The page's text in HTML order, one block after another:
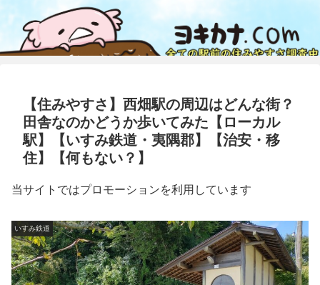
【住みやすさ】西畑駅の周辺はどんな街？
田舎なのかどうか歩いてみた【ローカル
駅】【いすみ鉄道・夷隅郡】【治安・移
住】【何もない？】
当サイトではプロモーションを利用しています
いすみ鉄道